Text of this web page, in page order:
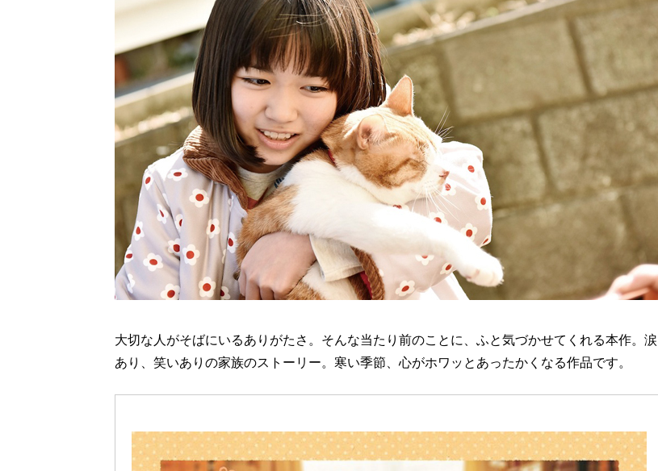
大切な人がそばにいるありがたさ。そんな当たり前のことに、ふと気づかせてくれる本作。涙
あり、笑いありの家族のストーリー。寒い季節、心がホワッとあったかくなる作品です。